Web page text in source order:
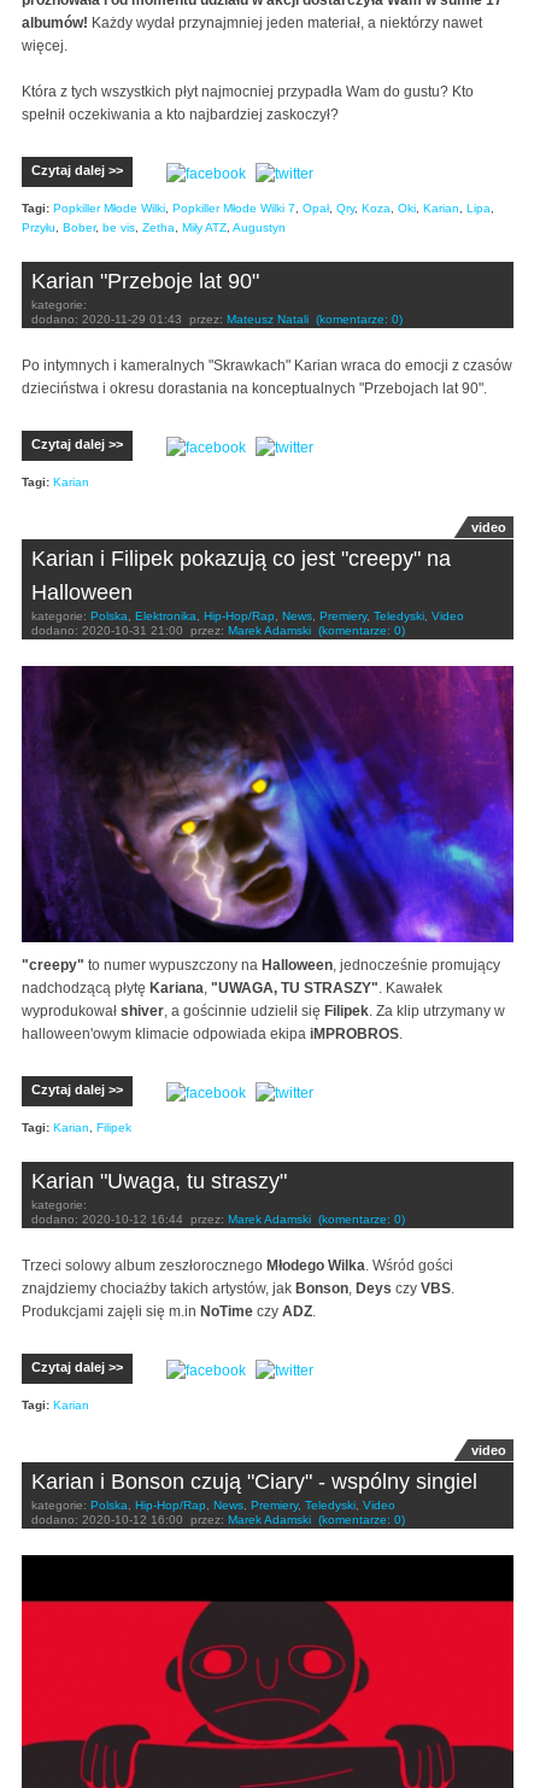
albumów! Każdy wydał przynajmniej jeden materiał, a niektórzy nawet
więcej.
Która z tych wszystkich płyt najmocniej przypadła Wam do gustu? Kto
spełnił oczekiwania a kto najbardziej zaskoczył?
Czytaj dalej >>
Tagi: Popkiller Młode Wilki Popkiller Młode Wilki 7 Opał, Qry, Koza Oki Karian Lipa
Przyłu
Bober, be vis Zetha Miły ATZ Augustyn
Karian "Przeboje lat 90"
kategorie:
dodano: 2020-11-29 01:43 przez: Mateusz Natali (komentarze: 0)
Po intymnych i kameralnych "Skrawkach" Karian wraca do emocji z czasów
dzieciństwa i okresu dorastania na konceptualnych "Przebojach lat 90".
Czytaj dalej >>
Tagi: Karian
video
Karian i Filipek pokazują co jest "creepy" na
Halloween
kategorie: Polska Elektronika Hip-Hop/Rap News Premiery, Teledyski Video
dodano: 2020-10-31 21:00 przez: Marek Adamski (komentarze: 0)
"creepy" to numer wypuszczony na Halloween, jednocześnie promujący
nadchodzącą płytę Kariana, "UWAGA, TU STRASZY". Kawałek
wyprodukował shiver, a gościnnie udzielił się Filipek. Za klip utrzymany w
halloween'owym klimacie odpowiada ekipa iMPROBROS.
Czytaj dalej >>
Tagi: Karian, Filipek
Karian "Uwaga, tu straszy"
kategorie:
dodano: 2020-10-12 16:44 przez: Marek Adamski (komentarze: 0)
Trzeci solowy album zeszłorocznego Młodego Wilka. Wśród gości
znajdziemy chociażby takich artystów, jak Bonson, Deys czy VBS.
Produkcjami zajęli się m.in NoTime czy ADZ.
Czytaj dalej >>
Tagi: Karian
video
Karian i Bonson czują "Ciary" - wspólny singiel
kategorie: Polska, Hip-Hop/Rap, News, Premiery, Teledyski, Video
dodano: 2020-10-12 16:00 przez: Marek Adamski (komentarze: 0)